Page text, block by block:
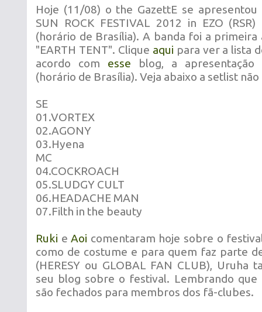
Hoje (11/08) o the GazettE se apresentou
SUN ROCK FESTIVAL 2012 in EZO
(horário de Brasília). A banda foi a primeira
"EARTH TENT". Clique aqui para ver a lista
acordo com esse blog, a
(horário de Brasília). Veja abaixo a setlist
SE
01.VORTEX
02.AGONY
03.Hyena
MC
04.COCKROACH
05.SLUDGY CULT
06.HEADACHE MAN
07.Filth in the beauty
Ruki eAoi comentaram hoje sobre o
como de costume e para quem faz parte
(HERESY ou GLOBAL FAN CLUB), Uruha
seu blog sobre o festival. Lembrando que
são fechados para membros dos fã-clubes.